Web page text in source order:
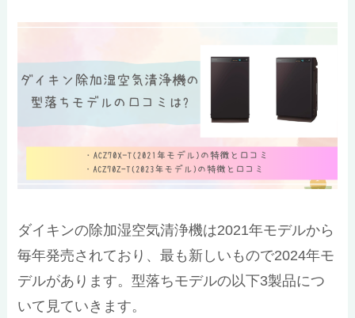
ダイキンの除加湿空気清浄機は2021年モデルから
毎年発売されており、最も新しいもので2024年モ
デルがあります。型落ちモデルの以下3製品につ
いて見ていきます。